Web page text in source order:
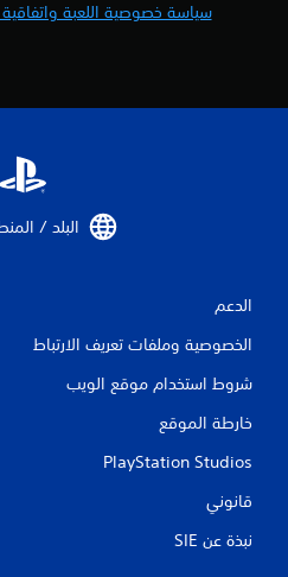
سياسة خصوصية اللعبة
البلد /
الدعم
الخصوصية وملفات تعريف الارتباط
شروط استخدام موقع الويب
خارطة الموقع
PlayStation Studios
قانوني
نبذة عن SIE‏